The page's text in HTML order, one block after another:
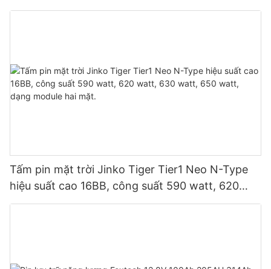
song song 9 thiết bị cho hệ thống quang điện.
Tấm pin mặt trời Jinko Tiger Tier1 Neo N-Type
hiệu suất cao 16BB, công suất 590 watt, 620
watt, 630 watt, 650 watt, dạng module hai mặt.